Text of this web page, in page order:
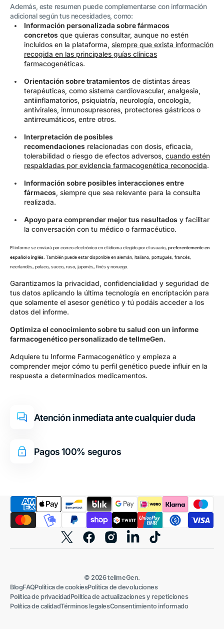
Además, este resumen puede complementarse con información
adicional según tus necesidades, como:
Información personalizada sobre fármacos
concretos que quieras consultar, aunque no estén
incluidos en la plataforma, siempre que exista información
recogida en las principales guías clínicas
farmacogenéticas.
Orientación sobre tratamientos de distintas áreas
terapéuticas, como sistema cardiovascular, analgesia,
antiinflamatorios, psiquiatría, neurología, oncología,
antivirales, inmunosupresores, protectores gástricos o
antirreumáticos, entre otros.
Interpretación de posibles
recomendaciones relacionadas con dosis, eficacia,
tolerabilidad o riesgo de efectos adversos, cuando estén
respaldadas por evidencia farmacogenética reconocida.
Información sobre posibles interacciones entre
fármacos, siempre que sea relevante para la consulta
realizada.
Apoyo para comprender mejor tus resultados y facilitar
la conversación con tu médico o farmacéutico.
El informe se enviará por correo electrónico en el idioma elegido por el usuario, preferentemente en
español o inglés. También puede estar disponible en alemán, italiano, portugués, francés,
neerlandés, polaco, sueco, ruso, japonés, finés y noruego.
Garantizamos la privacidad, confidencialidad y seguridad de
tus datos aplicando la última tecnología en encriptación para
que solamente el asesor genético y tú podáis acceder a los
datos del informe.
Optimiza el conocimiento sobre tu salud con un informe
farmacogenético personalizado de tellmeGen.
Adquiere tu Informe Farmacogenético y empieza a
comprender mejor cómo tu perfil genético puede influir en la
respuesta a determinados medicamentos.
Atención inmediata ante cualquier duda
Pagos 100% seguros
TwitterFacebookInstagram TikTok
© 2026tellmeGen.
BlogFAQPolítica de cookiesPolítica de devoluciones
Política de privacidadPolítica de actualizaciones y repeticiones
Política de calidadTérminos legalesConsentimiento informado